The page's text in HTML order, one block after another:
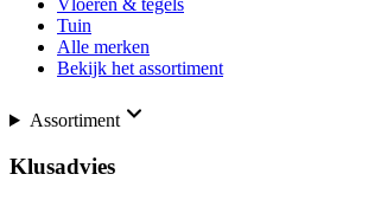
Vloeren & tegels
Tuin
Alle merken
Bekijk het assortiment
Assortiment
Klusadvies